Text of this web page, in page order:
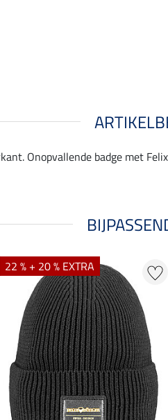
Onopvallende badge met
22 % + 20 % EXTRA